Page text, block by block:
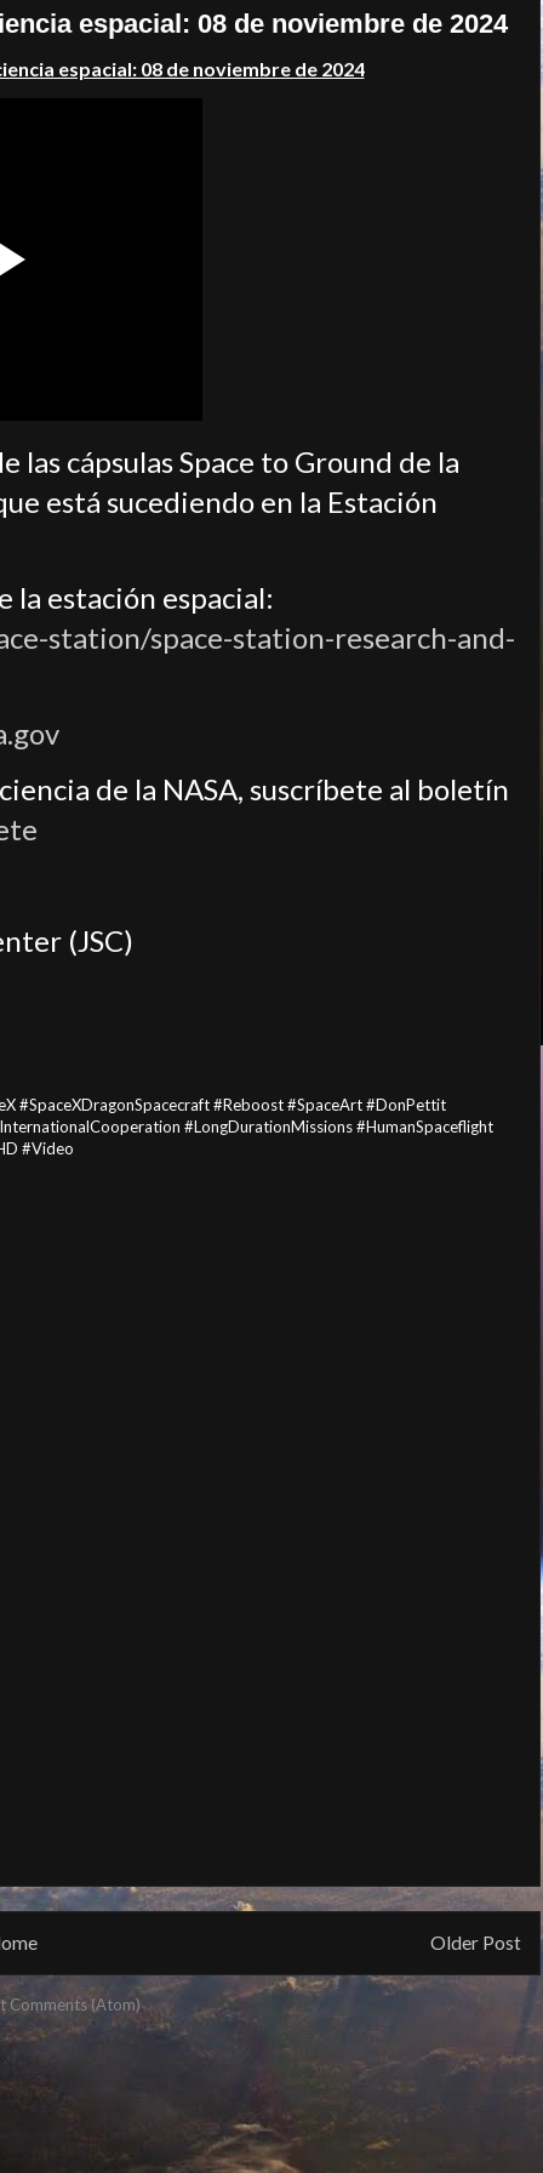
espacial: 08 de noviembre de 2024
espacial: 08 de noviembre de 2024
las cápsulas Space to Ground de la
está sucediendo en la Estación
la estación espacial:
station/space-station-research-and-
de la NASA, suscríbete al boletín
(JSC)
#SpaceXDragonSpacecraft #Reboost #SpaceArt #DonPettit
#LongDurationMissions #HumanSpaceflight
#Video
Older Post
Comments (Atom)